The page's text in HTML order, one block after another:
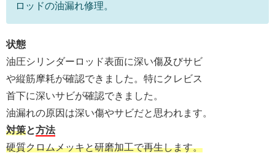
ロッドの油漏れ修理。
状態
油圧シリンダーロッド表面に深い傷及びサビ
や縦筋摩耗が確認できました。特にクレビス
首下に深いサビが確認できました。
油漏れの原因は深い傷やサビだと思われます。
対策と方法
硬質クロムメッキと研磨加工で再生します。